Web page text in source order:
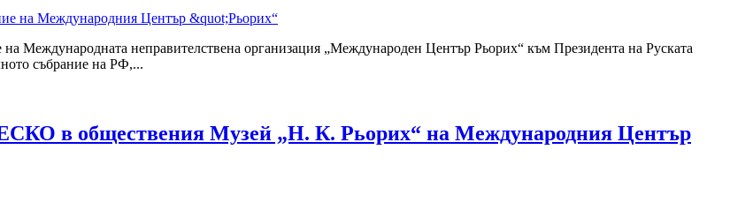
Международната неправителствена организация „Международен Център Рьорих“ към Президента на Руската
събрание на РФ,...
в обществения Музей „Н. К. Рьорих“ на Международния Център